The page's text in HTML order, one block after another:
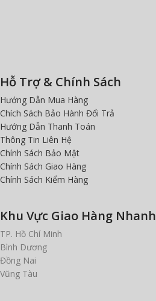
Hỗ Trợ & Chính Sách
Hướng Dẫn Mua Hàng
Chích Sách Bảo Hành Đổi Trả
Hướng Dẫn Thanh Toán
Thông Tin Liên Hệ
Chính Sách Bảo Mật
Chính Sách Giao Hàng
Chính Sách Kiểm Hàng
Khu Vực Giao Hàng Nhanh
TP. Hồ Chí Minh
Bình Dương
Đồng Nai
Vũng Tàu